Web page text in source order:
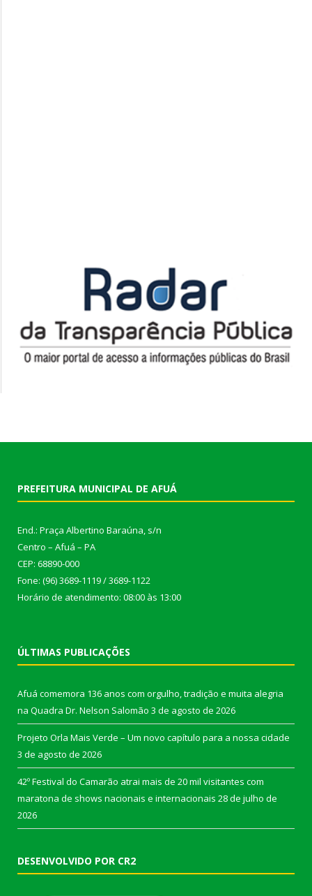
PREFEITURA MUNICIPAL DE AFUÁ
End.: Praça Albertino Baraúna, s/n
Centro – Afuá – PA
CEP: 68890-000
Fone: (96) 3689-1119 / 3689-1122
Horário de atendimento: 08:00 às 13:00
ÚLTIMAS PUBLICAÇÕES
Afuá comemora 136 anos com orgulho, tradição e muita alegria
na Quadra Dr. Nelson Salomão 3 de agosto de 2026
Projeto Orla Mais Verde – Um novo capítulo para a nossa cidade
3 de agosto de 2026
42º Festival do Camarão atrai mais de 20 mil visitantes com
maratona de shows nacionais e internacionais 28 de julho de
2026
DESENVOLVIDO POR CR2